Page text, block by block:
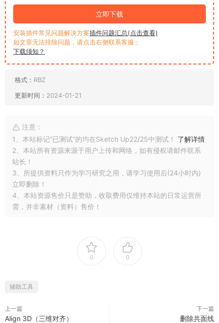
立即下载
安装插件常见问题解决方案插件问题汇总(点击查看)
如文章无法排除问题，请点击右侧联系客服；
下载须知？
格式： RBZ
更新时间： 2024-01-21
注意：
1、本站标记“已测试”的均在Sketch Up22/25中测试！ 了解详情
2、本站所有资源来源于用户上传和网络，如有侵权请邮件联系
站长！
3、所提供资料只作为学习研究之用，请学习使用后(24小时内)
立即删除！
4、本站资源售价只是赞助，收取费用仅维持本站的日常运营所
需，并非素材（资料）售价！
0 0
辅助工具
上一篇
Align 3D（三维对齐）
下一篇
删除共面线